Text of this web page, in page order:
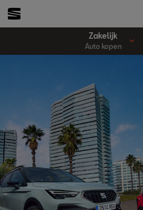
Zakelijk
Auto kopen